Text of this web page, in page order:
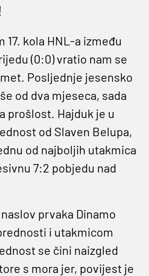
kola HNL-a između
(0:0) vratio nam se
Posljednje jesensko
od dva mjeseca, sada
prošlost. Hajduk je u
od Slaven Belupa,
od najboljih utakmica
7:2 pobjedu nad
prvaka Dinamo
i utakmicom
se čini naizgled
s mora jer, povijest je